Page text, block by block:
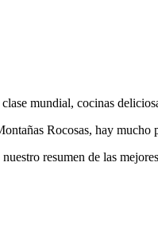
mundial, cocinas
Rocosas, hay
resumen de las